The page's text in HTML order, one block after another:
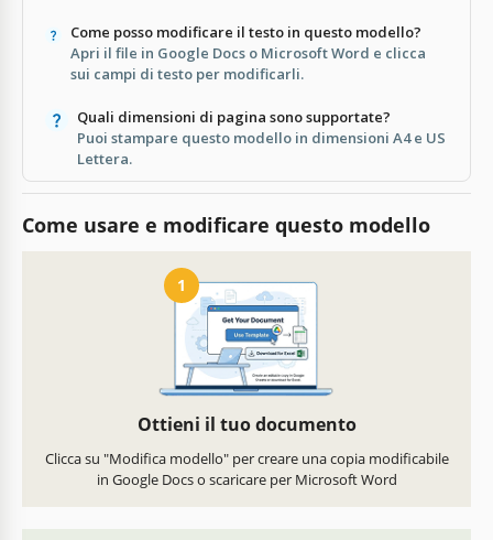
Come posso modificare il testo in questo modello?
Apri il file in Google Docs o Microsoft Word e clicca
sui campi di testo per modificarli.
Quali dimensioni di pagina sono supportate?
Puoi stampare questo modello in dimensioni A4 e US
Lettera.
Come usare e modificare questo modello
1
Ottieni il tuo documento
Clicca su "Modifica modello" per creare una copia modificabile
in Google Docs o scaricare per Microsoft Word